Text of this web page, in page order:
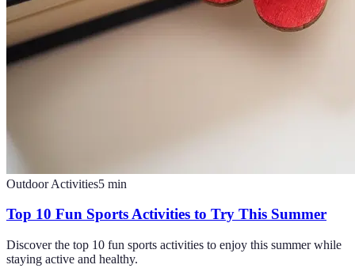
Outdoor Activities5 min
Top 10 Fun Sports Activities to Try This Summer
Discover the top 10 fun sports activities to enjoy this summer while
staying active and healthy.